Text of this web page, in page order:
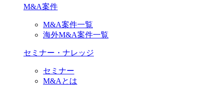
M&A案件
M&A案件一覧
海外M&A案件一覧
セミナー・ナレッジ
セミナー
M&Aとは